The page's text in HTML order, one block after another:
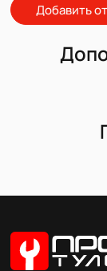
Добавить